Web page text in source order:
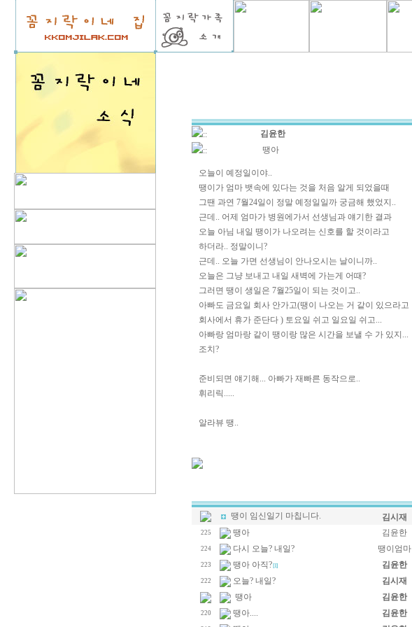
::
김윤한
::
땡아
오늘이 예정일이야..
땡이가 엄마 뱃속에 있다는 것을 처음 알게 되었을때
그땐 과연 7월24일이 정말 예정일일까 궁금해 했었지..
근데.. 어제 엄마가 병원에가서 선생님과 얘기한 결과
오늘 아님 내일 땡이가 나오려는 신호를 할 것이라고
하더라.. 정말이니?
근데.. 오늘 가면 선생님이 안나오시는 날이니까..
오늘은 그냥 보내고 내일 새벽에 가는게 어때?
그러면 땡이 생일은 7월25일이 되는 것이고..
아빠도 금요일 회사 안가고(땡이 나오는 거 같이 있으라고
회사에서 휴가 준단다 ) 토요일 쉬고 일요일 쉬고...
아빠랑 엄마랑 같이 땡이랑 많은 시간을 보낼 수 가 있지...
조치?
준비되면 얘기해... 아빠가 재빠른 동작으로..
휘리릭.....
알라뷰 땡..
땡이 임신일기 마칩니다. 김시재
225 땡아 김윤한
224 다시 오늘? 내일? 땡이엄마
223 땡아 아직? [1] 김윤한
222 오늘? 내일? 김시재
땡아 김윤한
220 땡아.... 김윤한